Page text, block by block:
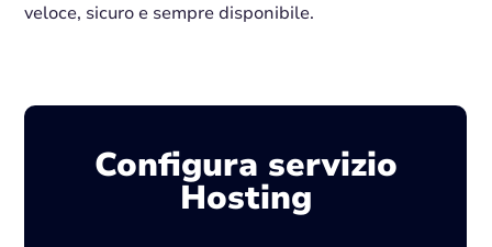
veloce, sicuro e sempre disponibile.
Configura servizio
Hosting